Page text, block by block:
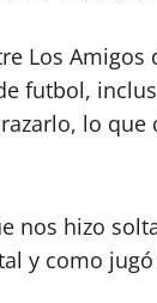
Los
futbol,
lo
nos hizo
y como